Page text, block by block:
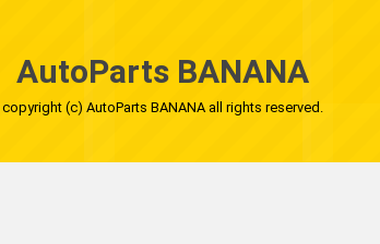
AutoParts BANANA
copyright (c) AutoParts BANANA all rights reserved.